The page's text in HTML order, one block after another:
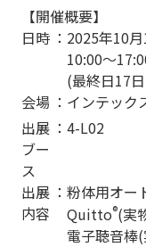
【開催概要】
日時 ： 2025年10月
10:00～
(最終日17日
会場 ： インテック
出展
ブー
ス
： 4-L02
出展
内容
： 粉体用オー
Quitto®(実
電子聴音棒